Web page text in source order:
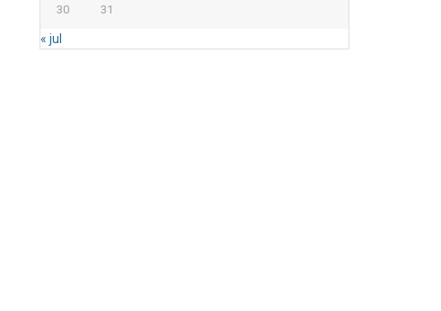
30 31
« jul